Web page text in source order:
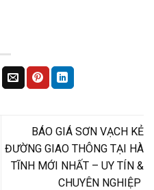
BÁO GIÁ SƠN VẠCH KẺ
ĐƯỜNG GIAO THÔNG TẠI HÀ
TĨNH MỚI NHẤT – UY TÍN &
CHUYÊN NGHIỆP